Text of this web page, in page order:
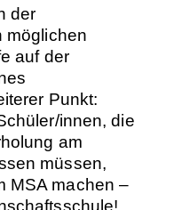
der
möglichen
auf der
Punkt:
innen, die
am
müssen,
MSA machen –